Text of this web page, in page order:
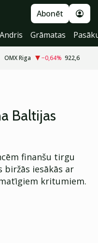
Abonēt
Grāmatas
OMX Riga −0,64% 922,6
Baltijas
finanšu tirgu
biržās iesākās ar
kritumiem.